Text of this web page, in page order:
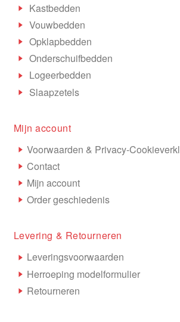
Kastbedden
Vouwbedden
Opklapbedden
Onderschuifbedden
Logeerbedden
Slaapzetels
Mijn account
Voorwaarden & Privacy-
Contact
Mijn account
Order geschiedenis
Levering & Retourneren
Leveringsvoorwaarden
Herroeping modelformulier
Retourneren